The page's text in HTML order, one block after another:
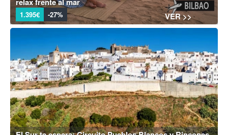
1.395€ -27% VER >>